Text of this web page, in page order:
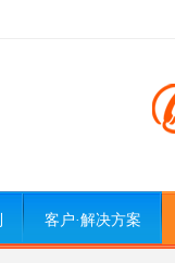
客户·解决方案